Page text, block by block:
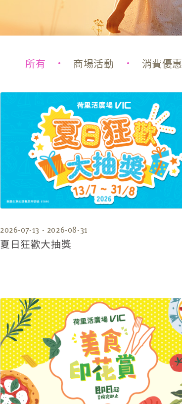
所有 商場活動 消費優惠
2026-07-13 - 2026-08-31
夏日狂歡大抽獎